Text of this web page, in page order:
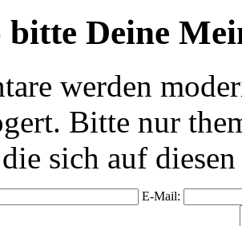
bitte Deine
werden
Bitte nur
sich auf
E-Mail: